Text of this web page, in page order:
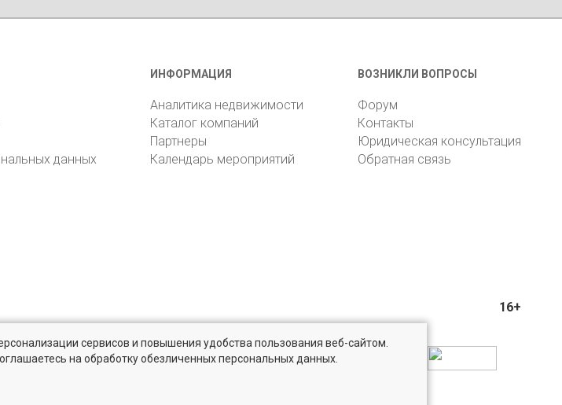
данных
ИНФОРМАЦИЯ
Аналитика недвижимости
Каталог компаний
Партнеры
Календарь мероприятий
ВОЗНИКЛИ ВОПРОСЫ
Форум
Контакты
Юридическая консультация
Обратная связь
16+
Юрия Гагарина, 1 reklama@bn.ru
сервисов и повышения удобства пользования веб-сайтом.
на обработку обезличенных персональных данных.